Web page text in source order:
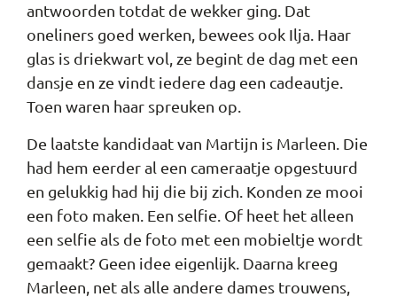
antwoorden totdat de wekker ging. Dat
oneliners goed werken, bewees ook Ilja. Haar
glas is driekwart vol, ze begint de dag met een
dansje en ze vindt iedere dag een cadeautje.
Toen waren haar spreuken op.
De laatste kandidaat van Martijn is Marleen. Die
had hem eerder al een cameraatje opgestuurd
en gelukkig had hij die bij zich. Konden ze mooi
een foto maken. Een selfie. Of heet het alleen
een selfie als de foto met een mobieltje wordt
gemaakt? Geen idee eigenlijk. Daarna kreeg
Marleen, net als alle andere dames trouwens,